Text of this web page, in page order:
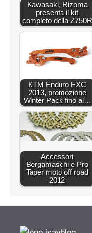
Kawasaki, Rizoma
presenta il kit
completo della Z750R
KTM Enduro EXC
2013, promozione
Winter Pack fino al…
Accessori
Bergamaschi e Pro
Taper moto off road
2012